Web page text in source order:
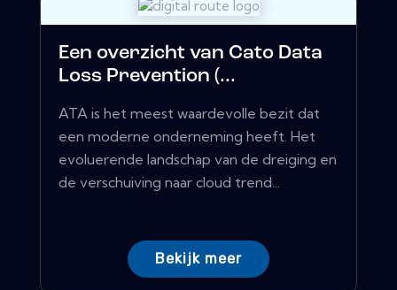
Een overzicht van Cato Data
Loss Prevention (...
ATA is het meest waardevolle bezit dat
een moderne onderneming heeft. Het
evoluerende landschap van de dreiging en
de verschuiving naar cloud trend...
Bekijk meer